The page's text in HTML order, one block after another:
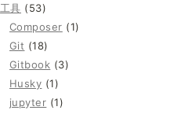
工具 (53)
Composer (1)
Git (18)
Gitbook (3)
Husky (1)
jupyter (1)